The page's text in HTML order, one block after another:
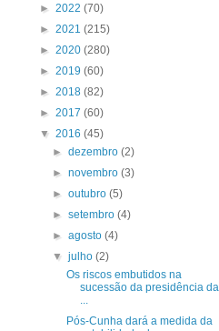
► 2022 (70)
► 2021 (215)
► 2020 (280)
► 2019 (60)
► 2018 (82)
► 2017 (60)
▼ 2016 (45)
►dezembro(2)
►novembro(3)
►outubro(5)
►setembro(4)
►agosto(4)
▼julho(2)
Os riscos embutidos na
sucessão da presidência da
Pós-Cunha dará a medida da